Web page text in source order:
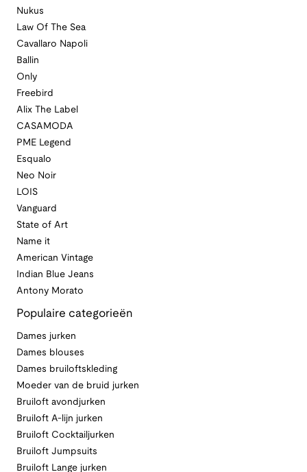
Nukus
Law Of The Sea
Cavallaro Napoli
Ballin
Only
Freebird
Alix The Label
CASAMODA
PME Legend
Esqualo
Neo Noir
LOIS
Vanguard
State of Art
Name it
American Vintage
Indian Blue Jeans
Antony Morato
Populaire categorieën
Dames jurken
Dames blouses
Dames bruiloftskleding
Moeder van de bruid jurken
Bruiloft avondjurken
Bruiloft A-lijn jurken
Bruiloft Cocktailjurken
Bruiloft Jumpsuits
Bruiloft Lange jurken